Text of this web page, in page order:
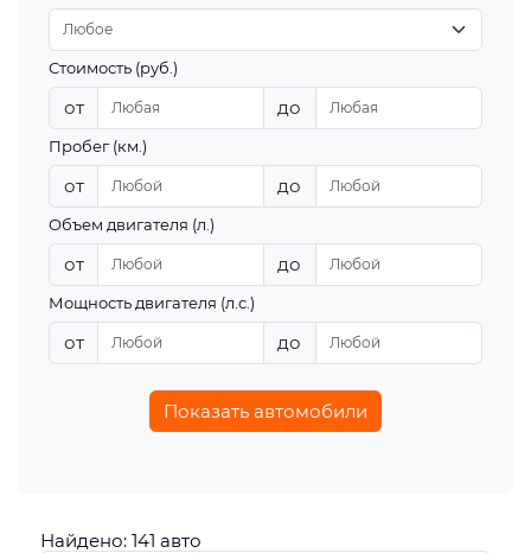
Стоимость (руб.)
от до
Пробег (км.)
от до
Объем двигателя (л.)
от до
Мощность двигателя (л.с.)
от до
Показать автомобили
Найдено: 141 авто